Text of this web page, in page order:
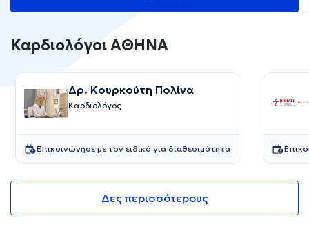
Καρδιολόγοι ΑΘΗΝΑ
Δρ. Κουρκούτη Πολίνα
Καρδιολόγος
Επικοινώνησε με τον ειδικό για διαθεσιμότητα
Δες περισσότερους